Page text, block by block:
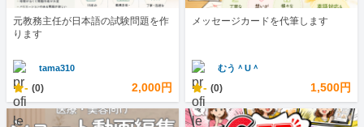
元教務主任が日本語の試験問題を作
ります
tama310
- (0) 2,000円
メッセージカードを代筆します
むう＾U＾
- (0) 1,500円